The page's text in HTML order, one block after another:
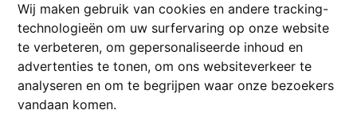
Wij maken gebruik van cookies en andere tracking-
technologieën om uw surfervaring op onze website
te verbeteren, om gepersonaliseerde inhoud en
advertenties te tonen, om ons websiteverkeer te
analyseren en om te begrijpen waar onze bezoekers
vandaan komen.
Roggenkamp cliplijst, de
formaat